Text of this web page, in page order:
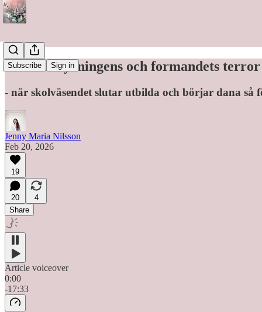
Subscribe Sign in
Om målstyrningens och formandets terror
- när skolväsendet slutar utbilda och börjar dana så
Jenny Maria Nilsson
Feb 20, 2026
19
20
4
Share
Article voiceover
0:00
-17:33